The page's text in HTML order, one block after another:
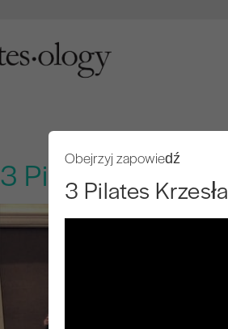
3 Pilates Krzesła
Obejrzyj zapowiedź
3 Pilates Krzesła